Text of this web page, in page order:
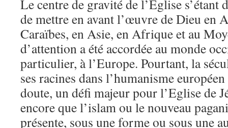
Le centre de gravité de l’Eglise s’étant
de mettre en avant l’œuvre de Dieu en
Caraïbes, en Asie, en Afrique et au
d’attention a été accordée au monde
particulier, à l’Europe. Pourtant, la
ses racines dans l’humanisme
doute, un défi majeur pour l’Eglise de
encore que l’islam ou le nouveau
présente, sous une forme ou sous une